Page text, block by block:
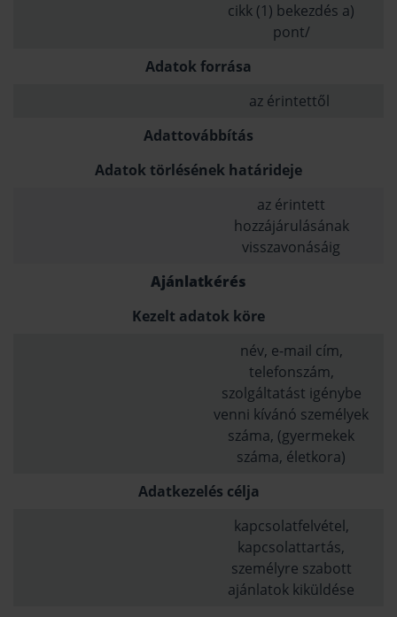
cikk (1) bekezdés a)
pont/
Adatok forrása
az érintettől
Adattovábbítás
Adatok törlésének határideje
az érintett
hozzájárulásának
visszavonásáig
Ajánlatkérés
Kezelt adatok köre
név, e-mail cím,
telefonszám,
szolgáltatást igénybe
venni kívánó személyek
száma, (gyermekek
száma, életkora)
Adatkezelés célja
kapcsolatfelvétel,
kapcsolattartás,
személyre szabott
ajánlatok kiküldése